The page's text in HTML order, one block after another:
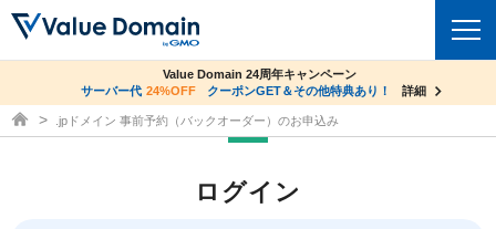
ドメイントップ
co.jpドメイン✕コアサーバーV2ビジネス応援キャンペーン
サーバー料金1年間無料
詳細
Value Domain 24周年キャンペーン
サーバー代 24%OFF クーポンGET＆その他特典あり！ 詳細
ドメイン取得ならバリュードメイン
.jpドメイン 事前予約（バックオーダー）のお申込み
ログイン